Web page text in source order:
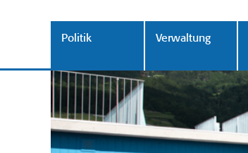
Politik Verwaltung